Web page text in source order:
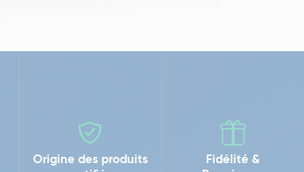
Origine des produits
Fidélité &